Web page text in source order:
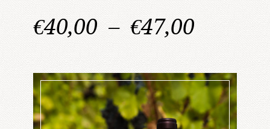
€40,00 – €47,00